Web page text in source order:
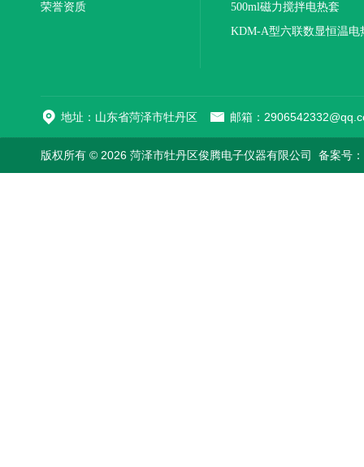
荣誉资质
500ml磁力搅拌电热套
KDM-A型六联数显恒温电
地址：山东省菏泽市牡丹区 邮箱：
版权所有 © 2026 菏泽市牡丹区俊腾电子仪器有限公司 备案号